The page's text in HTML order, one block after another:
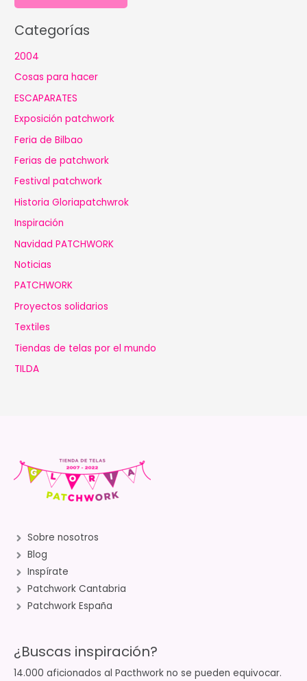
Categorías
2004
Cosas para hacer
ESCAPARATES
Exposición patchwork
Feria de Bilbao
Ferias de patchwork
Festival patchwork
Historia Gloriapatchwrok
Inspiración
Navidad PATCHWORK
Noticias
PATCHWORK
Proyectos solidarios
Textiles
Tiendas de telas por el mundo
TILDA
Sobre nosotros
Blog
Inspírate
Patchwork Cantabria
Patchwork España
¿Buscas inspiración?
14.000 aficionados al Pacthwork no se pueden equivocar.